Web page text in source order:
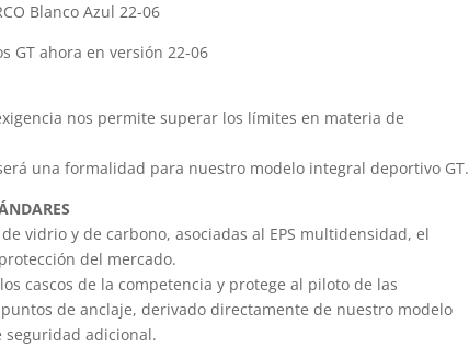
Blanco Azul 22-06
GT ahora en versión 22-06
nos permite superar los límites en materia de
una formalidad para nuestro modelo integral deportivo GT.
vidrio y de carbono, asociadas al EPS multidensidad, el
del mercado.
cascos de la competencia y protege al piloto de las
de anclaje, derivado directamente de nuestro modelo
seguridad adicional.